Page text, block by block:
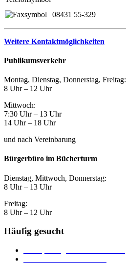
08431 55-329
Weitere Kontaktmöglichkeiten
Publikumsverkehr
Montag, Dienstag, Donnerstag, Freitag:
8 Uhr – 12 Uhr
Mittwoch:
7:30 Uhr – 13 Uhr
14 Uhr – 18 Uhr
und nach Vereinbarung
Bürgerbüro im Bücherturm
Dienstag, Mittwoch, Donnerstag:
8 Uhr – 13 Uhr
Freitag:
8 Uhr – 12 Uhr
Häufig gesucht